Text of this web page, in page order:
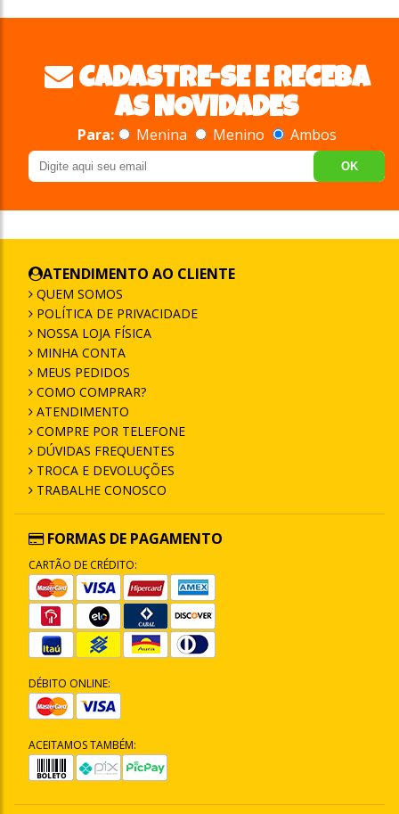
CADASTRE-SE E RECEBA
AS NOVIDADES
Para: Menina Menino Ambos
OK
ATENDIMENTO AO CLIENTE
QUEM SOMOS
POLÍTICA DE PRIVACIDADE
NOSSA LOJA FÍSICA
MINHA CONTA
MEUS PEDIDOS
COMO COMPRAR?
ATENDIMENTO
COMPRE POR TELEFONE
DÚVIDAS FREQUENTES
TROCA E DEVOLUÇÕES
TRABALHE CONOSCO
FORMAS DE PAGAMENTO
CARTÃO DE CRÉDITO:
DÉBITO ONLINE:
ACEITAMOS TAMBÉM: